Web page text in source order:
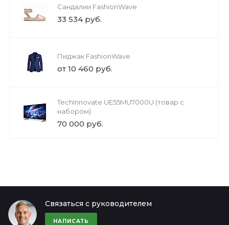
Сандалии FashionWave
33 534 руб.
Пиджак FashionWave
от 10 460 руб.
TechInnovate UE55MU7000U (товар с
набором)
70 000 руб.
Связаться с руководителем
НАПИСАТЬ